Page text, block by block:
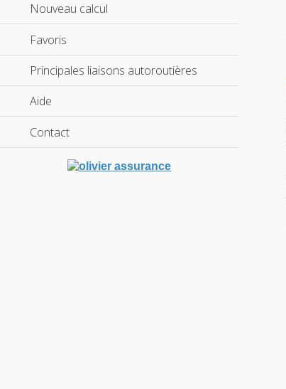
Nouveau calcul
Favoris
Principales liaisons autoroutières
Aide
Contact